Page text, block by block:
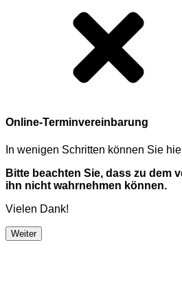
Online-Terminvereinbarung
In wenigen Schritten können Sie
Bitte beachten Sie, dass zu dem
ihn nicht wahrnehmen können.
Vielen Dank!
Weiter